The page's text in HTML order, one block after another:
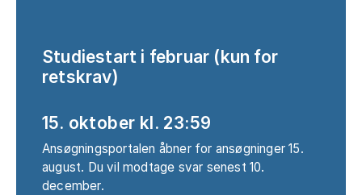
Studiestart i februar (kun for
retskrav)
15. oktober kl. 23:59
Ansøgningsportalen åbner for ansøgninger 15.
august. Du vil modtage svar senest 10.
december.